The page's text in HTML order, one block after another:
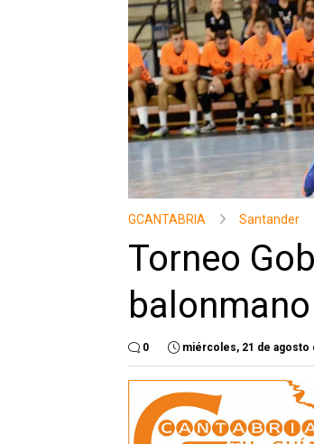
GCANTABRIA Santander
Torneo
balonmano
0 miércoles, 21 de agosto